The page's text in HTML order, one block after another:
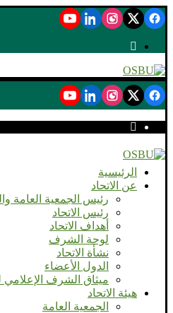
الرئيسية
عن الاتحاد
رئيس الجمعية العامة
رئيس الاتحاد
أهداف الاتحاد
لوحة الشرف
نشأة الاتحاد
الدول الأعضاء
ميثاق الشرف الإعلامي
هيئة الاتحاد
الجمعية العامة